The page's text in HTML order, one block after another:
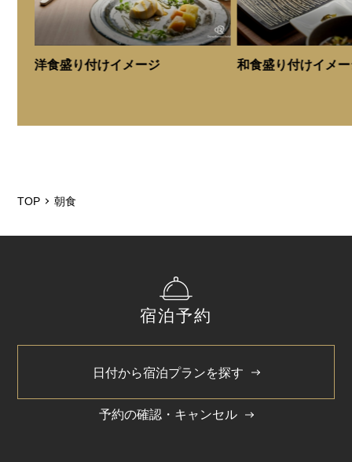
追加も承っております）
※メニューは予告なく変更となる場合がございますの
洋食盛り付けイメージ 和食盛り付けイメ
TOP 朝食
宿泊予約
日付から宿泊プランを探す
予約の確認・キャンセル